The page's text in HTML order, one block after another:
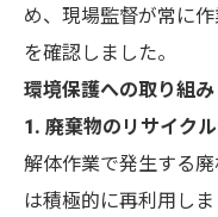
め、現場監督が常に
を確認しました。
環境保護への取り組み
1. 廃棄物のリサイク
解体作業で発生する
は積極的に再利用し